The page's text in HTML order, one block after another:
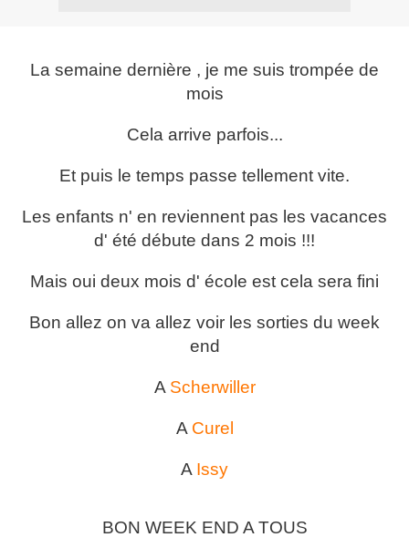
La semaine dernière , je me suis trompée de
mois
Cela arrive parfois...
Et puis le temps passe tellement vite.
Les enfants n' en reviennent pas les vacances
d' été débute dans 2 mois !!!
Mais oui deux mois d' école est cela sera fini
Bon allez on va allez voir les sorties du week
end
A Scherwiller
A Curel
A Issy
BON WEEK END A TOUS